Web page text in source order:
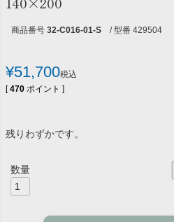
商品番号 32-C016-01-S / 型番 429504
¥51,700税込
[ 470 ポイント ]
残りわずかです。